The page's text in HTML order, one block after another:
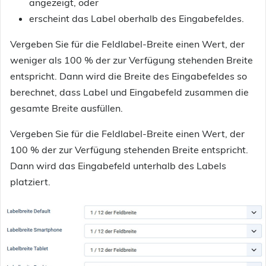
angezeigt, oder
erscheint das Label oberhalb des Eingabefeldes.
Vergeben Sie für die Feldlabel-Breite einen Wert, der
weniger als 100 % der zur Verfügung stehenden Breite
entspricht. Dann wird die Breite des Eingabefeldes so
berechnet, dass Label und Eingabefeld zusammen die
gesamte Breite ausfüllen.
Vergeben Sie für die Feldlabel-Breite einen Wert, der
100 % der zur Verfügung stehenden Breite entspricht.
Dann wird das Eingabefeld unterhalb des Labels
platziert.